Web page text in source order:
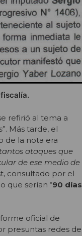
refirió al tema a
”. Más tarde, el
de la nota era
ataques que
de ese medio de
consultado por el
que serían “90 días
oficial de
presuntas redes de